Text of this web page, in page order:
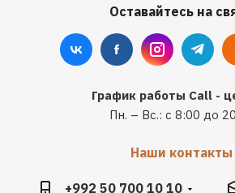
Оставайтесь на
График работы Call -
Пн. – Вс.: с 8:00 до
Наши контакты
+992 50 700 10 10